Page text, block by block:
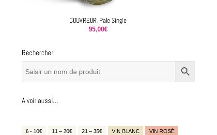
COUVREUR, Pale Single
95,00€
Rechercher
A voir aussi…
6 - 10€ 11 – 20€ 21 – 35€ VIN BLANC VIN ROSÉ